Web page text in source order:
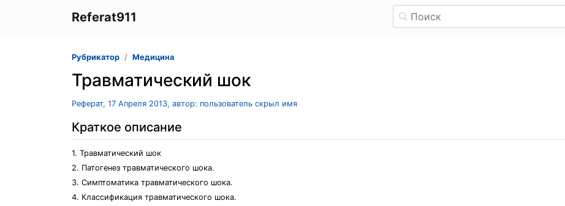
Referat911
Рубрикатор Медицина
Травматический шок
Реферат, 17 Апреля 2013, автор: пользователь скрыл имя
Краткое описание
1. Травматический шок
2. Патогенез травматического шока.
3. Симптоматика травматического шока.
4. Классификация травматического шока.